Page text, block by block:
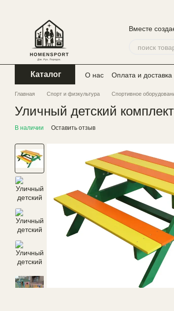
Вместе
Каталог О нас Оплата и доставка
Главная Спорт и физкультура Спортивное
Уличный детский
В наличии Оставить отзыв